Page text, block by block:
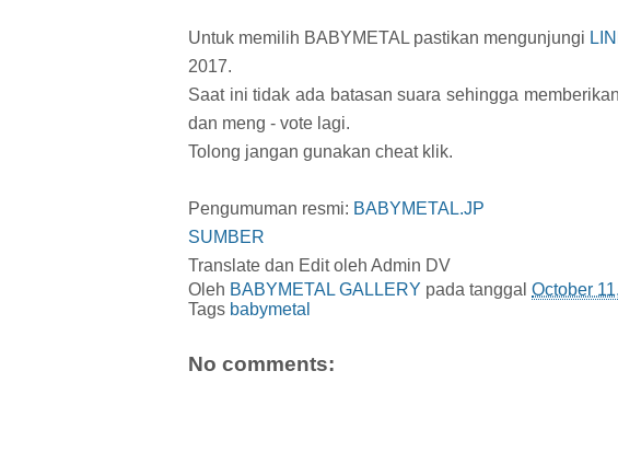
Untuk memilih BABYMETAL pastikan mengunjungi
2017.
Saat ini tidak ada batasan suara sehingga
dan meng - vote lagi.
Tolong jangan gunakan cheat klik.
Pengumuman resmi: BABYMETAL.JP
SUMBER
Translate dan Edit oleh Admin DV
Oleh BABYMETAL GALLERY pada tanggal October
Tags babymetal
No comments: